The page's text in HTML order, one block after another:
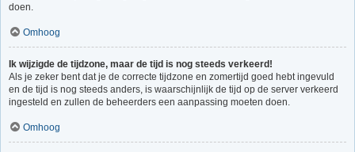
doen.
Omhoog
Ik wijzigde de tijdzone, maar de tijd is nog steeds verkeerd!
Als je zeker bent dat je de correcte tijdzone en zomertijd goed hebt ingevuld
en de tijd is nog steeds anders, is waarschijnlijk de tijd op de server verkeerd
ingesteld en zullen de beheerders een aanpassing moeten doen.
Omhoog